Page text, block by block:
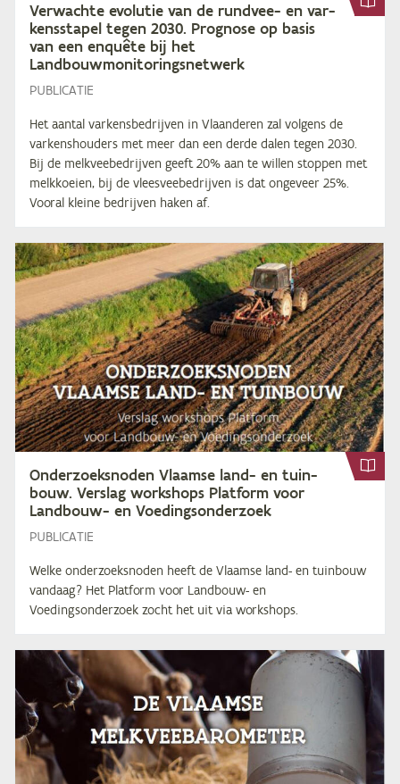
Ver­wach­te evo­lu­tie van de rund­vee- en var­
kens­sta­pel te­gen 2030. Prog­no­se op ba­sis
van een en­quê­te bij het
Landbouwmonitoringsnetwerk
PUBLICATIE
Het aantal varkensbedrijven in Vlaanderen zal volgens de
varkenshouders met meer dan een derde dalen tegen 2030.
Bij de melkveebedrijven geeft 20% aan te willen stoppen met
melkkoeien, bij de vleesveebedrijven is dat ongeveer 25%.
Vooral kleine bedrijven haken af.
On­der­zoeks­no­den Vlaam­se land- en tuin­
bouw. Ver­slag work­shops Plat­form voor
Land­bouw- en Voedingsonderzoek
PUBLICATIE
Welke onderzoeksnoden heeft de Vlaamse land- en tuinbouw
vandaag? Het Platform voor Landbouw- en
Voedingsonderzoek zocht het uit via workshops.